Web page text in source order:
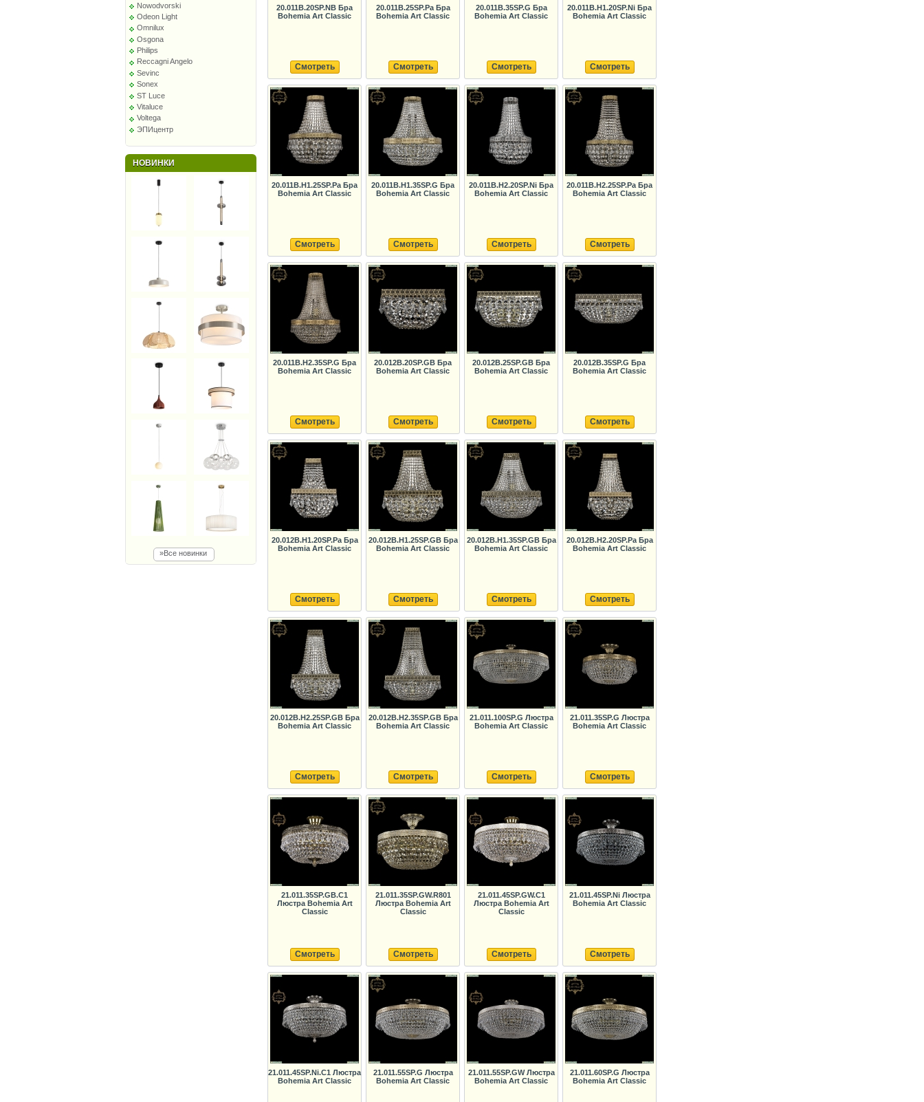
Nowodvorski
Odeon Light
Omnilux
Osgona
Philips
Reccagni Angelo
Sevinc
Sonex
ST Luce
Vitaluce
Voltega
ЭПИцентр
НОВИНКИ
»Все новинки
20.011B.20SP.NB Бра
Bohemia Art Classic
Смотреть
20.011B.25SP.Pa Бра
Bohemia Art Classic
Смотреть
20.011B.35SP.G Бра
Bohemia Art Classic
Смотреть
20.011B.H1.20SP.Ni Бра
Bohemia Art Classic
Смотреть
20.011B.H1.25SP.Pa Бра
Bohemia Art Classic
Смотреть
20.011B.H1.35SP.G Бра
Bohemia Art Classic
Смотреть
20.011B.H2.20SP.Ni Бра
Bohemia Art Classic
Смотреть
20.011B.H2.25SP.Pa Бра
Bohemia Art Classic
Смотреть
20.011B.H2.35SP.G Бра
Bohemia Art Classic
Смотреть
20.012B.20SP.GB Бра
Bohemia Art Classic
Смотреть
20.012B.25SP.GB Бра
Bohemia Art Classic
Смотреть
20.012B.35SP.G Бра
Bohemia Art Classic
Смотреть
20.012B.H1.20SP.Pa Бра
Bohemia Art Classic
Смотреть
20.012B.H1.25SP.GB Бра
Bohemia Art Classic
Смотреть
20.012B.H1.35SP.GB Бра
Bohemia Art Classic
Смотреть
20.012B.H2.20SP.Pa Бра
Bohemia Art Classic
Смотреть
20.012B.H2.25SP.GB Бра
Bohemia Art Classic
Смотреть
20.012B.H2.35SP.GB Бра
Bohemia Art Classic
Смотреть
21.011.100SP.G Люстра
Bohemia Art Classic
Смотреть
21.011.35SP.G Люстра
Bohemia Art Classic
Смотреть
21.011.35SP.GB.C1
Люстра Bohemia Art
Classic
Смотреть
21.011.35SP.GW.R801
Люстра Bohemia Art
Classic
Смотреть
21.011.45SP.GW.C1
Люстра Bohemia Art
Classic
Смотреть
21.011.45SP.Ni Люстра
Bohemia Art Classic
Смотреть
21.011.45SP.Ni.C1 Люстра
Bohemia Art Classic
21.011.55SP.G Люстра
Bohemia Art Classic
21.011.55SP.GW Люстра
Bohemia Art Classic
21.011.60SP.G Люстра
Bohemia Art Classic